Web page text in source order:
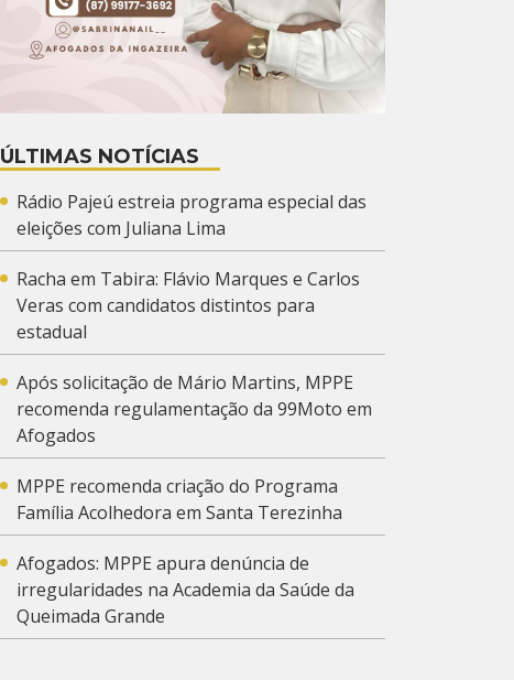
ÚLTIMAS NOTÍCIAS
Rádio Pajeú estreia programa especial das
eleições com Juliana Lima
Racha em Tabira: Flávio Marques e Carlos
Veras com candidatos distintos para
estadual
Após solicitação de Mário Martins, MPPE
recomenda regulamentação da 99Moto em
Afogados
MPPE recomenda criação do Programa
Família Acolhedora em Santa Terezinha
Afogados: MPPE apura denúncia de
irregularidades na Academia da Saúde da
Queimada Grande